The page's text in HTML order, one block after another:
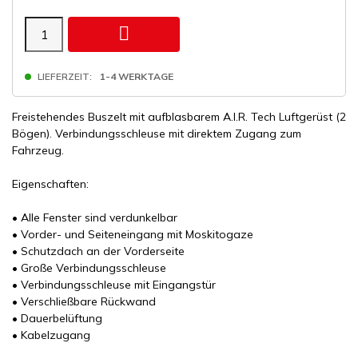

LIEFERZEIT: 1-4 WERKTAGE
Freistehendes Buszelt mit aufblasbarem A.I.R. Tech Luftgerüst (2
Bögen). Verbindungsschleuse mit direktem Zugang zum
Fahrzeug.
Eigenschaften:
• Alle Fenster sind verdunkelbar
• Vorder- und Seiteneingang mit Moskitogaze
• Schutzdach an der Vorderseite
• Große Verbindungsschleuse
• Verbindungsschleuse mit Eingangstür
• Verschließbare Rückwand
• Dauerbelüftung
• Kabelzugang